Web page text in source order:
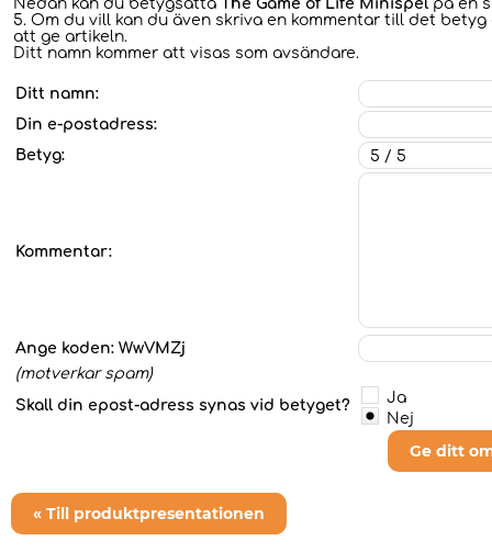
Nedan kan du betygsätta The Game of Life Minispel på en
5. Om du vill kan du även skriva en kommentar till det
att ge artikeln.
Ditt namn kommer att visas som avsändare.
Ditt namn:
Din e-postadress:
Betyg:
Kommentar:
Ange koden: WwVMZj
(motverkar spam)
Skall din epost-adress synas vid betyget?
Ja
Nej
Ge ditt
« Till produktpresentationen